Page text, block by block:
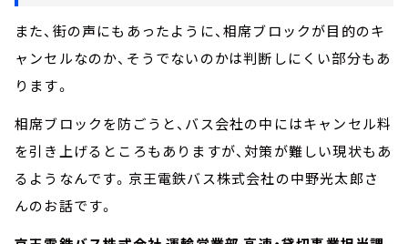
また、街の声にもあったように、相席ブロックが目的のキ
ャンセルなのか、そうでないのかは判断しにくい部分もあ
ります。
相席ブロックを防ごうと、バス会社の中にはキャンセル料
を引き上げるところもありますが、対策が難しい現状もあ
るようなんです。京王電鉄バス株式会社の中野光太郎さ
んのお話です。